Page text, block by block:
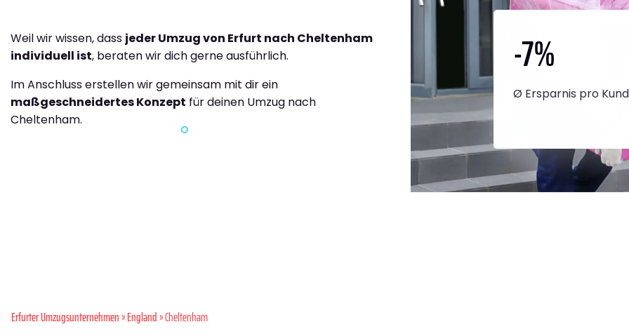
Weil wir wissen, dass jeder Umzug von Erfurt nach Cheltenham
individuell ist, beraten wir dich gerne ausführlich.
Im Anschluss erstellen wir gemeinsam mit dir ein
maßgeschneidertes Konzept für deinen Umzug nach
Cheltenham.
-7%
Ø Ersparnis pro
Erfurter Umzugsunternehmen»England» Cheltenham